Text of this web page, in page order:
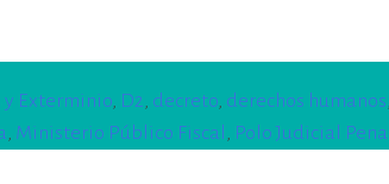
y Exterminio, D2, decreto, derechos humanos,
, Ministerio Público Fiscal , Polo Judicial Penal